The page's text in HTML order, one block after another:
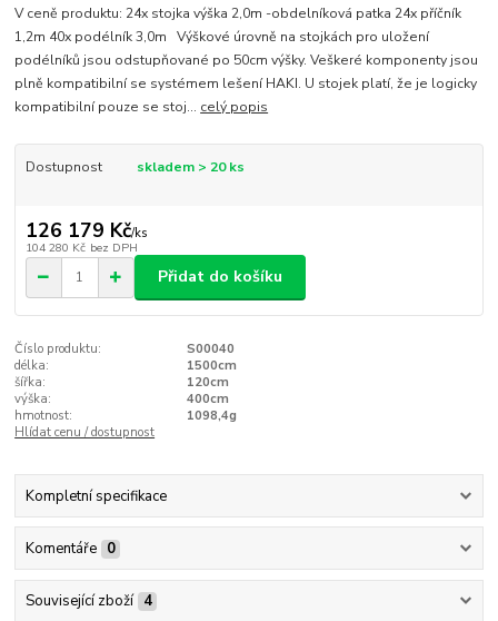
V ceně produktu: 24x stojka výška 2,0m -obdelníková patka 24x příčník
1,2m 40x podélník 3,0m Výškové úrovně na stojkách pro uložení
podélníků jsou odstupňované po 50cm výšky. Veškeré komponenty jsou
plně kompatibilní se systémem lešení HAKI. U stojek platí, že je logicky
kompatibilní pouze se stoj... celý popis
Dostupnost skladem > 20 ks
126 179 Kč/ks
104 280 Kč bez DPH
Přidat do košíku
Číslo produktu:
S00040
délka:
1500cm
šířka:
120cm
výška:
400cm
hmotnost:
1098,4g
Hlídat cenu / dostupnost
Kompletní specifikace
Komentáře 0
Související zboží 4